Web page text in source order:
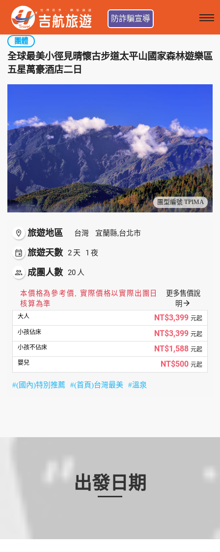
防詐騙宣導
團體
全球最美小徑見晴懷古步道太平山國家森林遊樂區
五星萬豪酒店二日
團型編號 TPIMA
room 旅遊地區 台灣 宜蘭縣,台北市
event 旅遊天數 2 天 1 夜
people 成團人數 20 人
本價格為參考價, 實際價格以實際出團日
核算為準
更多售價說
明 arrow_forward
NT$3,399 元起
NT$3,399 元起
NT$1,588 元起
NT$500 元起
#(國內)特別推薦 #(首頁)台灣最美 #溫泉
出發日期